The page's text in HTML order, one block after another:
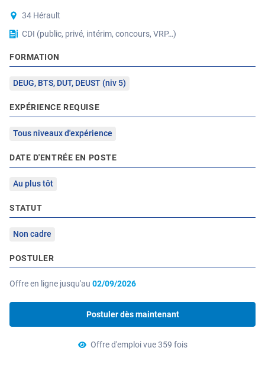
34 Hérault
CDI (public, privé, intérim, concours, VRP…)
FORMATION
DEUG, BTS, DUT, DEUST (niv 5)
EXPÉRIENCE REQUISE
Tous niveaux d'expérience
DATE D'ENTRÉE EN POSTE
Au plus tôt
STATUT
Non cadre
POSTULER
Offre en ligne jusqu'au 02/09/2026
Postuler dès maintenant
Offre d'emploi vue 359 fois